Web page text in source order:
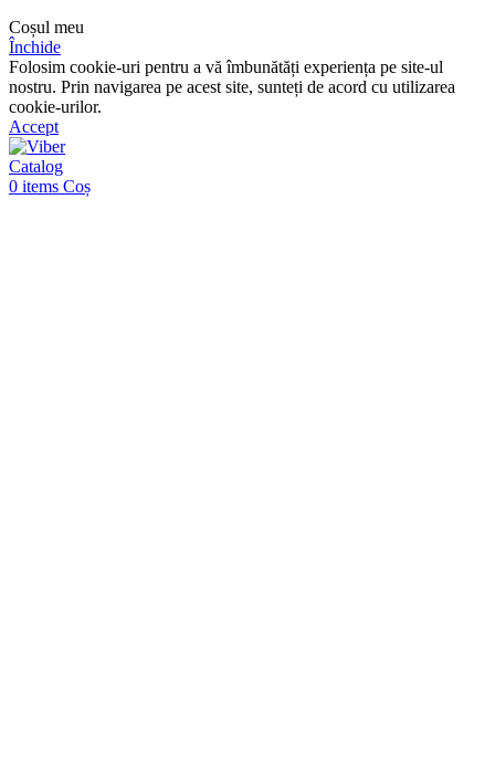
Coșul meu
Închide
Folosim cookie-uri pentru a vă îmbunătăți experiența pe site-ul
nostru. Prin navigarea pe acest site, sunteți de acord cu utilizarea
cookie-urilor.
Accept
Catalog
0 items Coș